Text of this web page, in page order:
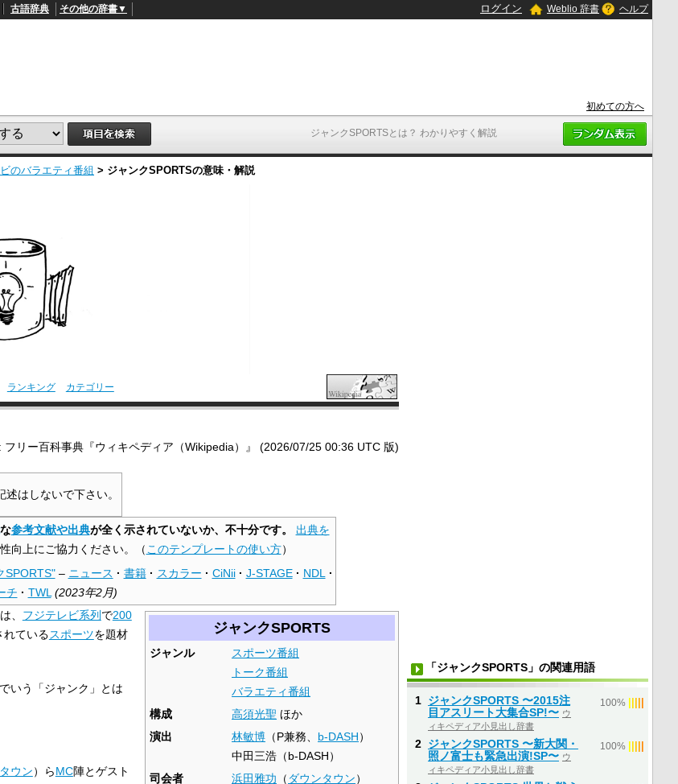
ジャンクSPORTSとは？ わかりやすく解説
古語辞典 その他の辞書▼ ログイン Weblio 辞書 ヘルプ
初めての方へ
のバラエティ番組 > ジャンクSPORTSの意味・解説
ランキング カテゴリー
フリー百科事典『ウィキペディア（Wikipedia）』 (2026/07/25 00:36 UTC 版)
はしないで下さい。
な参考文献や出典が全く示されていないか、不十分です。
出典を
向上にご協力ください。 （ このテンプレートの使い方）
SPORTS" – ニュース · 書籍 · スカラー · CiNii · J-STAGE · NDL
·
チ · TWL (2023年2月)
ジャンクSPORTS
ジャンル
スポーツ番組
トーク番組
バラエティ番組
構成
高須光聖 ほか
演出
林敏博 （P兼務、 b-DASH）
中田三浩（b-DASH）
司会者
浜田雅功 （ ダウンタウン）
、 フジテレビ系列 で200
れているスポーツを題材
いう「ジャンク」とは
ウン）らMC陣とゲスト
「ジャンクSPORTS」の関連用語
1 ジャンクSPORTS 〜2015注
目アスリート大集合SP!〜 ウ
ィキペディア小見出し辞書
100%
2 ジャンクSPORTS 〜新大関・
照ノ富士も緊急出演!SP〜 ウ
ィキペディア小見出し辞書
100%